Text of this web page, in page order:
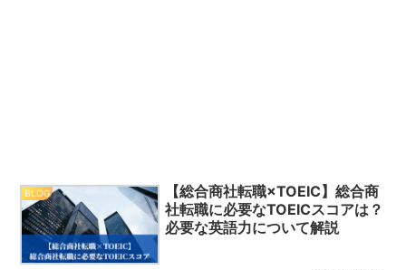
BLOG
【総合商社転職×TOEIC】総合商
社転職に必要なTOEICスコアは？
必要な英語力について解説